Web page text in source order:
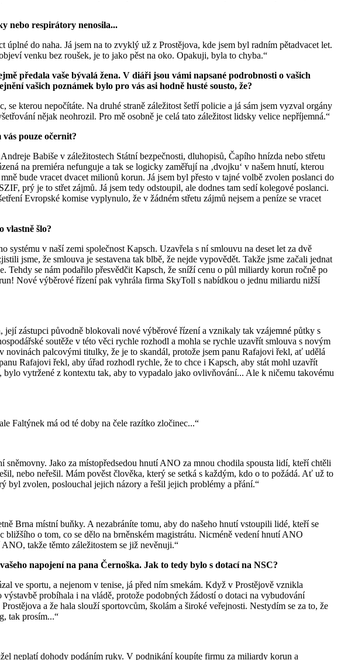
nebo respirátory nenosila...
do naha. Já jsem na to zvyklý už z Prostějova, kde jsem byl radním pětadvacet let.
venku bez roušek, je to jako pěst na oko. Opakuji, byla to chyba.“
předala vaše bývalá žena. V diáři jsou vámi napsané podrobnosti o vašich
vašich poznámek bylo pro vás asi hodně husté sousto, že?
kterou nepočítáte. Na druhé straně záležitost šetří policie a já sám jsem vyzval orgány
nějak neohrozil. Pro mě osobně je celá tato záležitost lidsky velice nepříjemná.“
pouze očernit?
Babiše v záležitostech Státní bezpečnosti, dluhopisů, Čapího hnízda nebo střetu
na premiéra nefunguje a tak se logicky zaměřují na ‚dvojku‘ v našem hnutí, kterou
bude vracet dvacet milionů korun. Já jsem byl přesto v tajné volbě zvolen poslanci do
prý je to střet zájmů. Já jsem tedy odstoupil, ale dodnes tam sedí kolegové poslanci.
Evropské komise vyplynulo, že v žádném střetu zájmů nejsem a peníze se vracet
vlastně šlo?
v naší zemi společnost Kapsch. Uzavřela s ní smlouvu na deset let za dvě
jsme, že smlouva je sestavena tak blbě, že nejde vypovědět. Takže jsme začali jednat
Tehdy se nám podařilo přesvědčit Kapsch, že sníží cenu o půl miliardy korun ročně po
Nové výběrové řízení pak vyhrála firma SkyToll s nabídkou o jednu miliardu nižší
zástupci původně blokovali nové výběrové řízení a vznikaly tak vzájemné půtky s
soutěže v této věci rychle rozhodl a mohla se rychle uzavřít smlouva s novým
novinách palcovými titulky, že je to skandál, protože jsem panu Rafajovi řekl, ať udělá
Rafajovi řekl, aby úřad rozhodl rychle, že to chce i Kapsch, aby stát mohl uzavřít
vytržené z kontextu tak, aby to vypadalo jako ovlivňování... Ale k ničemu takovému
Faltýnek má od té doby na čele razítko zločinec...“
sněmovny. Jako za místopředsedou hnutí ANO za mnou chodila spousta lidí, kteří chtěli
nebo neřešil. Mám pověst člověka, který se setká s každým, kdo o to požádá. Ať už to
byl zvolen, poslouchal jejich názory a řešil jejich problémy a přání.“
Brna místní buňky. A nezabráníte tomu, aby do našeho hnutí vstoupili lidé, kteří se
o tom, co se dělo na brněnském magistrátu. Nicméně vedení hnutí ANO
takže těmto záležitostem se již nevěnuji.“
napojení na pana Černoška. Jak to tedy bylo s dotací na NSC?
ve sportu, a nejenom v tenise, já před ním smekám. Když v Prostějově vznikla
probíhala i na vládě, protože podobných žádostí o dotaci na vybudování
a že hala slouží sportovcům, školám a široké veřejnosti. Nestydím se za to, že
tak prosím...“
neplatí dohody podáním ruky. V podnikání koupíte firmu za miliardy korun a